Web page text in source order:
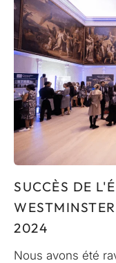
SUCCÈS DE
2024
Nous avons été